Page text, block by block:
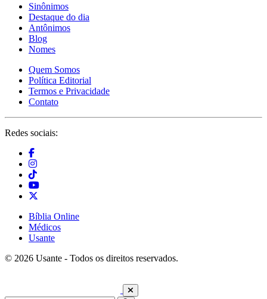
Sinônimos
Destaque do dia
Antônimos
Blog
Nomes
Quem Somos
Política Editorial
Termos e Privacidade
Contato
Redes sociais:
Bíblia Online
Médicos
Usante
© 2026 Usante - Todos os direitos reservados.